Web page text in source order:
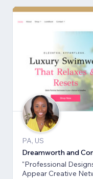
PA, US
Dreamworth and
"Professional
Appear Creative